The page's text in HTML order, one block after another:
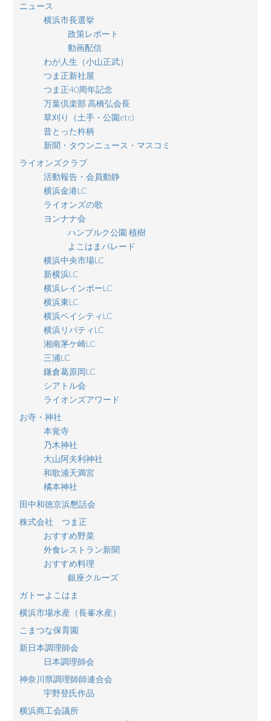
ニュース
横浜市長選挙
政策レポート
動画配信
わが人生（小山正武）
つま正新社屋
つま正40周年記念
万葉倶楽部 高橋弘会長
草刈り（土手・公園etc)
昔とった杵柄
新聞・タウンニュース・マスコミ
ライオンズクラブ
活動報告・会員動静
横浜金港LC
ライオンズの歌
ヨンナナ会
ハンブルク公園 植樹
よこはまパレード
横浜中央市場LC
新横浜LC
横浜レインボーLC
横浜東LC
横浜ベイシティLC
横浜リバティLC
湘南茅ケ崎LC
三浦LC
鎌倉葛原岡LC
シアトル会
ライオンズアワード
お寺・神社
本覚寺
乃木神社
大山阿夫利神社
和歌浦天満宮
橘本神社
田中和徳京浜懇話会
株式会社 つま正
おすすめ野菜
外食レストラン新聞
おすすめ料理
銀座クルーズ
ガトーよこはま
横浜市場水産（長峯水産）
こまつな保育園
新日本調理師会
日本調理師会
神奈川県調理師師連合会
宇野登氏作品
横浜商工会議所